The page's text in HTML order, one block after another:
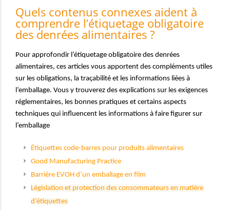
Quels contenus connexes aident à
comprendre l’étiquetage obligatoire
des denrées alimentaires ?
Pour approfondir l’étiquetage obligatoire des denrées
alimentaires, ces articles vous apportent des compléments utiles
sur les obligations, la traçabilité et les informations liées à
l’emballage. Vous y trouverez des explications sur les exigences
réglementaires, les bonnes pratiques et certains aspects
techniques qui influencent les informations à faire figurer sur
l’emballage
Étiquettes code-barres pour produits alimentaires
Good Manufacturing Practice
Barrière EVOH d’un emballage en film
Législation et protection des consommateurs en matière
d’étiquettes